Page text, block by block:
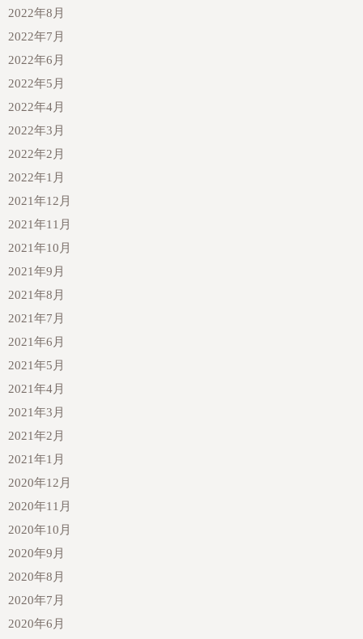
2022年8月
2022年7月
2022年6月
2022年5月
2022年4月
2022年3月
2022年2月
2022年1月
2021年12月
2021年11月
2021年10月
2021年9月
2021年8月
2021年7月
2021年6月
2021年5月
2021年4月
2021年3月
2021年2月
2021年1月
2020年12月
2020年11月
2020年10月
2020年9月
2020年8月
2020年7月
2020年6月